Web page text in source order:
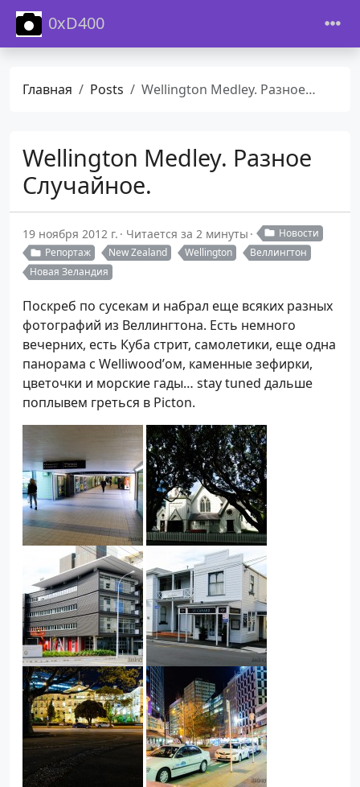
0xD400
Главная Posts Wellington Medley. Разное Случайное.
Wellington Medley. Разное
Случайное.
19 ноября 2012 г. Читается за 2 минуты
Новости
Репортаж
New Zealand Wellington
Веллингтон
Новая Зеландия
Поскреб по сусекам и набрал еще всяких разных
фотографий из Веллингтона. Есть немного
вечерних, есть Куба стрит, самолетики, еще одна
панорама с Welliwood’ом, каменные зефирки,
цветочки и морские гады… stay tuned дальше
поплывем греться в Picton.